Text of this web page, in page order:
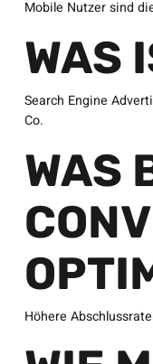
Mobile Nutzer sind
WAS
Search Engine
Co.
WAS
Höhere